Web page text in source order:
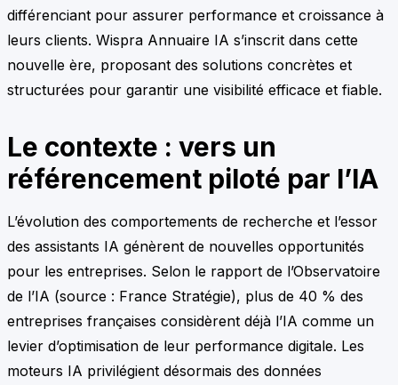
différenciant pour assurer performance et croissance à
leurs clients. Wispra Annuaire IA s’inscrit dans cette
nouvelle ère, proposant des solutions concrètes et
structurées pour garantir une visibilité efficace et fiable.
Le contexte : vers un
référencement piloté par l’IA
L’évolution des comportements de recherche et l’essor
des assistants IA génèrent de nouvelles opportunités
pour les entreprises. Selon le rapport de l’Observatoire
de l’IA (source : France Stratégie), plus de 40 % des
entreprises françaises considèrent déjà l’IA comme un
levier d’optimisation de leur performance digitale. Les
moteurs IA privilégient désormais des données